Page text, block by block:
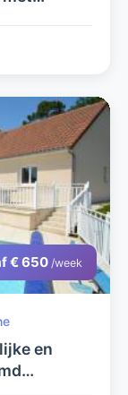
€ 650 /week
en